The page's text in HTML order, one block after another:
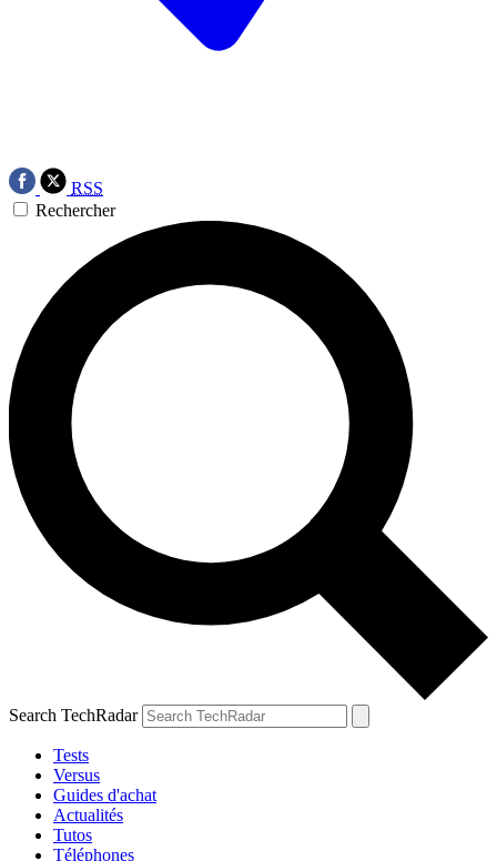
RSS
Rechercher
Search TechRadar
Tests
Versus
Guides d'achat
Actualités
Tutos
Téléphones